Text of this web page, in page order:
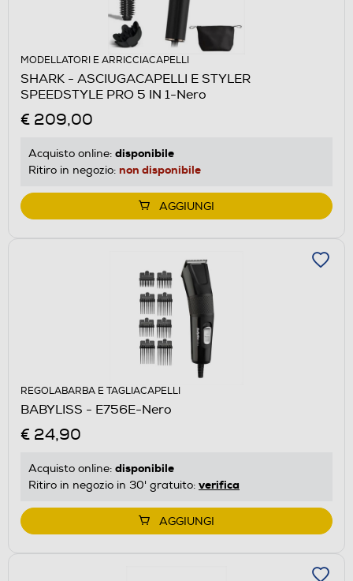
MODELLATORI E ARRICCIACAPELLI
SHARK - ASCIUGACAPELLI E STYLER
SPEEDSTYLE PRO 5 IN 1-Nero
€ 209,00
Acquisto online: disponibile
Ritiro in negozio: non disponibile
AGGIUNGI
REGOLABARBA E TAGLIACAPELLI
BABYLISS - E756E-Nero
€ 24,90
Acquisto online: disponibile
Ritiro in negozio in 30' gratuito: verifica
AGGIUNGI